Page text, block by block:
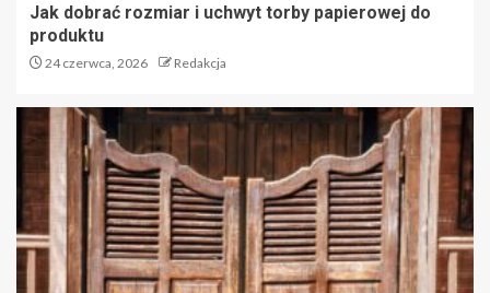
Jak dobrać rozmiar i uchwyt torby papierowej do
produktu
24 czerwca, 2026 Redakcja